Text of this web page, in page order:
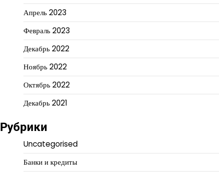
Апрель 2023
Февраль 2023
Декабрь 2022
Ноябрь 2022
Октябрь 2022
Декабрь 2021
Рубрики
Uncategorised
Банки и кредиты